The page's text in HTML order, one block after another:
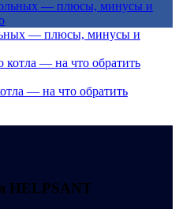
— плюсы, минусы и
— на что обратить
HELPSANT